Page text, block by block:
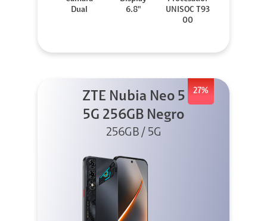
Dual
6.8"
UNISOC T93
00
27%
ZTE Nubia Neo 5
5G 256GB Negro
256GB / 5G